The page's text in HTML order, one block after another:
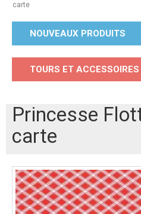
carte
NOUVEAUX PRODUITS
TOURS ET
Princesse
carte